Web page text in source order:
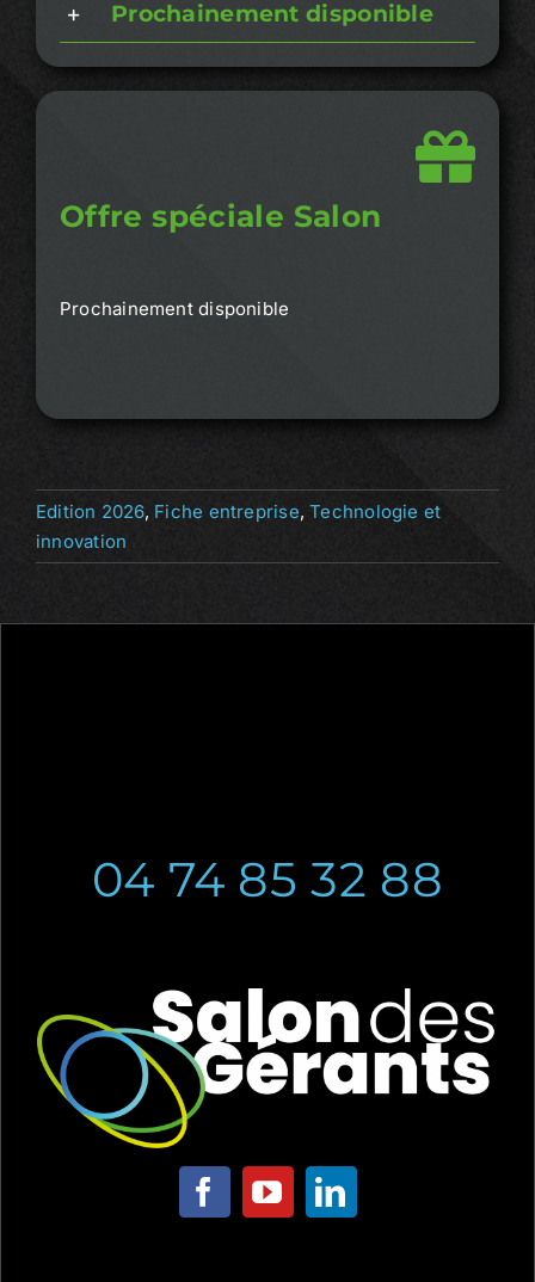
Prochainement disponible
Offre spéciale Salon
Prochainement disponible
Edition 2026, Fiche entreprise,Technologie et
innovation
04 74 85 32 88